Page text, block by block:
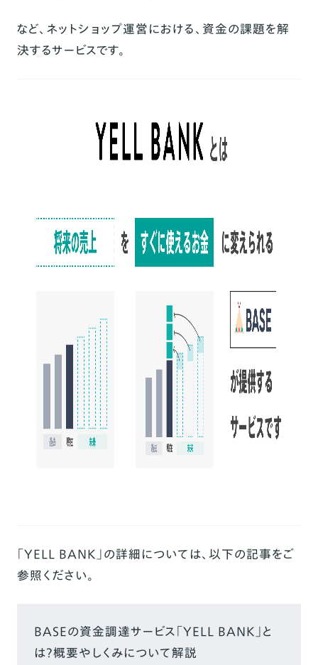
など、ネットショップ運営における、資金の課題を解
決するサービスです。
「YELL BANK」の詳細については、以下の記事をご
参照ください。
BASEの資金調達サービス「YELL BANK」と
は？概要やしくみについて解説